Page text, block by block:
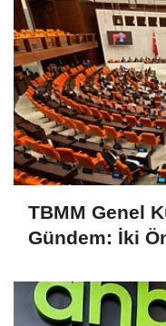
TBMM Genel
Gündem: İki